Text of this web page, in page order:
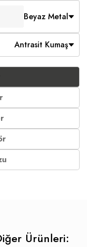
Beyaz Metal
Antrasit Kumaş
Ürünleri: